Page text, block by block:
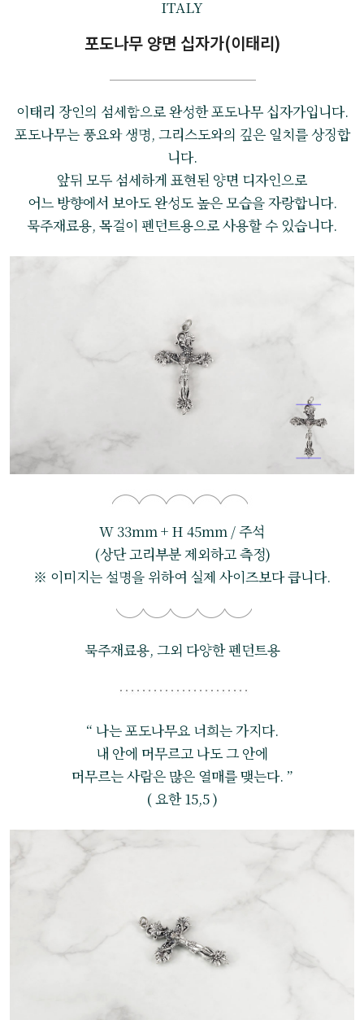
ITALY
포도나무 양면 십자가(이태리)
이태리 장인의 섬세함으로 완성한 포도나무 십자가입니다.
포도나무는 풍요와 생명, 그리스도와의 깊은 일치를 상징합
니다.
앞뒤 모두 섬세하게 표현된 양면 디자인으로
어느 방향에서 보아도 완성도 높은 모습을 자랑합니다.
묵주재료용, 목걸이 펜던트용으로 사용할 수 있습니다.
W 33mm + H 45mm / 주석
(상단 고리부분 제외하고 측정)
※ 이미지는 설명을 위하여 실제 사이즈보다 큽니다.
묵주재료용, 그외 다양한 펜던트용
“ 나는 포도나무요 너희는 가지다.
내 안에 머무르고 나도 그 안에
머무르는 사람은 많은 열매를 맺는다. ”
( 요한 15,5 )